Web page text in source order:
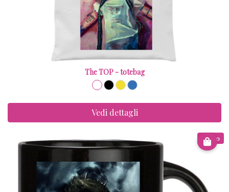
The TOP - totebag
Vedi dettagli
€ 9.00